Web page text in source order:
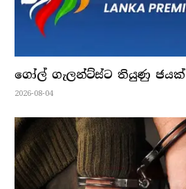
ගෝල් ගැලන්ට්ස්ට තියුණු ජයක්
2026-08-04